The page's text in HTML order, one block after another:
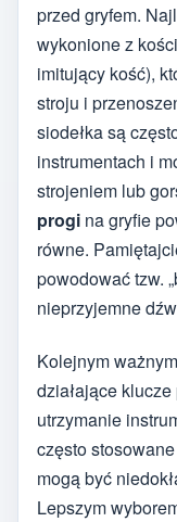
przed gryfem.
wykonione z
imitujący kość),
stroju i
siodełka są
instrumentach i
strojeniem lub
progi na gryfie
równe.
powodować tzw.
nieprzyjemne
Kolejnym
działające
utrzymanie
często
mogą być
Lepszym